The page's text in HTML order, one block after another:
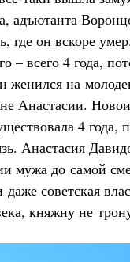
адъютанта
где он вскоре
– всего 4 года,
женился на
Анастасии.
4 года,
Анастасия
мужа до самой
советская
княжну не